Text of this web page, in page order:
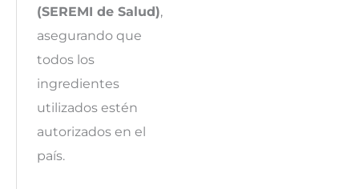
(SEREMI de Salud),
asegurando que
todos los
ingredientes
utilizados estén
autorizados en el
país.